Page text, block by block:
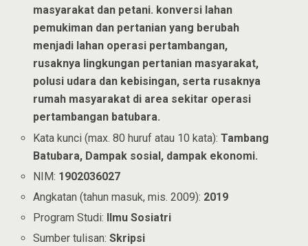
masyarakat dan petani. konversi lahan
pemukiman dan pertanian yang berubah
menjadi lahan operasi pertambangan,
rusaknya lingkungan pertanian masyarakat,
polusi udara dan kebisingan, serta rusaknya
rumah masyarakat di area sekitar operasi
pertambangan batubara.
Kata kunci (max. 80 huruf atau 10 kata):Tambang
Batubara, Dampak sosial, dampak ekonomi.
NIM: 1902036027
Angkatan (tahun masuk, mis. 2009): 2019
Program Studi: Ilmu Sosiatri
Sumber tulisan:Skripsi